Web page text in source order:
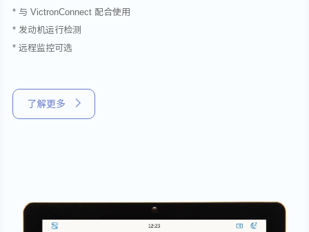
* 与 VictronConnect 配合使用
* 发动机运行检测
* 远程监控可选
了解更多